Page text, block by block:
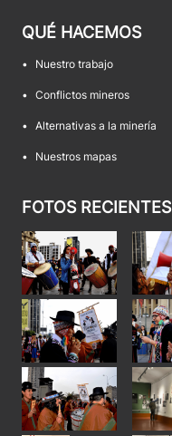
QUÉ HACEMOS
• Nuestro trabajo
• Conflictos mineros
• Alternativas a la minería
• Nuestros mapas
FOTOS RECIENTES